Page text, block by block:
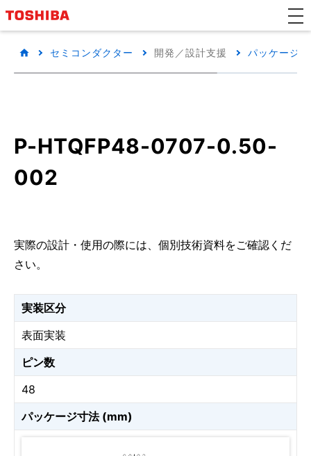
セミコンダクター 開発／設計支援 パッケージ/
P-HTQFP48-0707-0.50-
002
実際の設計・使用の際には、個別技術資料をご確認くだ
さい。
実装区分
表面実装
ピン数
48
パッケージ寸法 (mm)